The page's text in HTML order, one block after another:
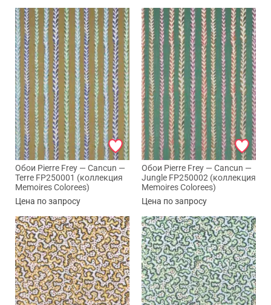
Обои Pierre Frey — Cancun —
Terre FP250001 (коллекция
Memoires Colorees)
Цена по запросу
Обои Pierre Frey — Cancun —
Jungle FP250002 (коллекция
Memoires Colorees)
Цена по запросу
Max
WhatsApp
Telegram